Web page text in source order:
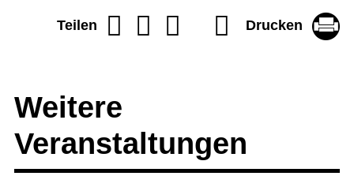
Teilen Drucken
Weitere
Veranstaltungen